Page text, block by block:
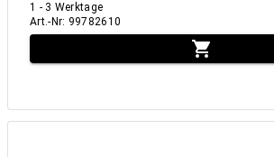
1 - 3 Werktage
Art.-Nr: 99782610